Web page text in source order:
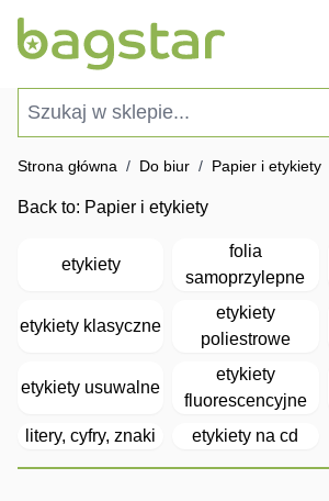
Strona główna / Do biur / Papier i etykiety
Back to: Papier i etykiety
etykiety
folia
samoprzylepne
etykiety klasyczne
etykiety
poliestrowe
etykiety usuwalne
etykiety
fluorescencyjne
litery, cyfry, znaki
etykiety na cd